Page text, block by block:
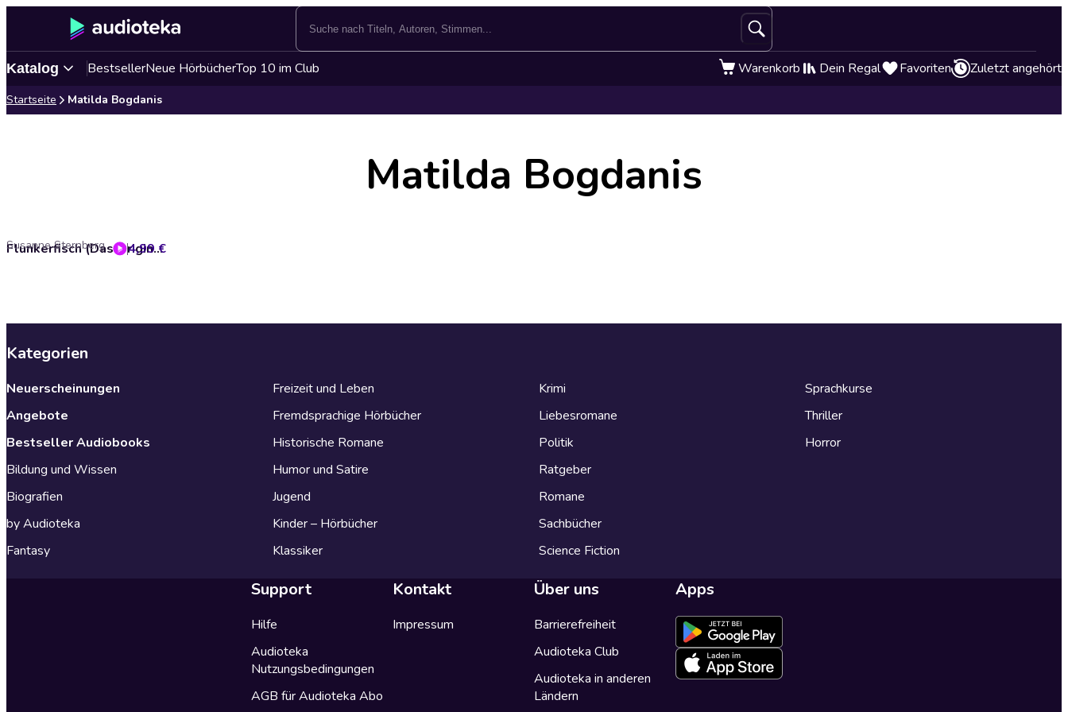
Katalog BestsellerNeue HörbücherTop 10 im Club Warenkorb Dein Regal Favoriten Zuletzt angehört
Startseite Matilda Bogdanis
Matilda Bogdanis
Flunkerfisch (Das Original-Hörspiel zum Film)
Susanne Sternberg 4,99 €
Kategorien
Neuerscheinungen
Angebote
Bestseller Audiobooks
Bildung und Wissen
Biografien
by Audioteka
Fantasy
Freizeit und Leben
Fremdsprachige Hörbücher
Historische Romane
Humor und Satire
Jugend
Kinder – Hörbücher
Klassiker
Krimi
Liebesromane
Politik
Ratgeber
Romane
Sachbücher
Science Fiction
Sprachkurse
Thriller
Horror
Support
Hilfe
Audioteka
Nutzungsbedingungen
AGB für Audioteka Abo
Kontakt
Impressum
Über uns
Barrierefreiheit
Audioteka Club
Audioteka in anderen
Ländern
Apps